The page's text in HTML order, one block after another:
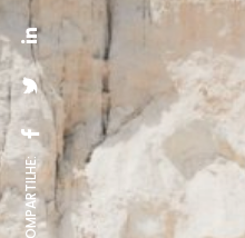
COMPARTILHE: